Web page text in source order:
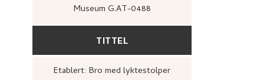
Museum G.AT-0488
TITTEL
Etablert: Bro med lyktestolper